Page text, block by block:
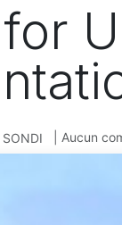
| Aucun